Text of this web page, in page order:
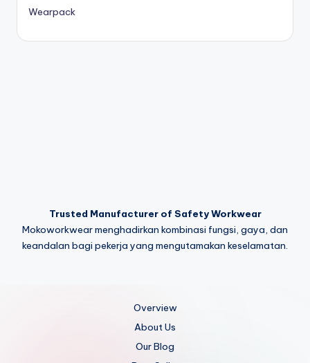
Wearpack
Trusted Manufacturer of Safety Workwear
Mokoworkwear menghadirkan kombinasi fungsi, gaya, dan
keandalan bagi pekerja yang mengutamakan keselamatan.
Overview
About Us
Our Blog